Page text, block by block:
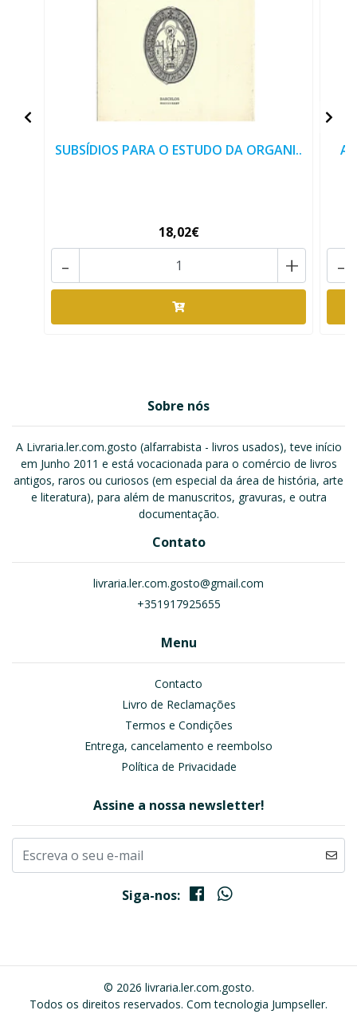
SUBSÍDIOS PARA O ESTUDO DA ORGANI..
18,02€
+
- -
Sobre nós
A Livraria.ler.com.gosto (alfarrabista - livros usados), teve início
em Junho 2011 e está vocacionada para o comércio de livros
antigos, raros ou curiosos (em especial da área de história, arte
e literatura), para além de manuscritos, gravuras, e outra
documentação.
Contato
livraria.ler.com.gosto@gmail.com
+351917925655
Menu
Contacto
Livro de Reclamações
Termos e Condições
Entrega, cancelamento e reembolso
Política de Privacidade
Assine a nossa newsletter!
Siga-nos:
© 2026 livraria.ler.com.gosto.
Todos os direitos reservados. Com tecnologia Jumpseller.